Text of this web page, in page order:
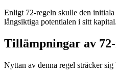
Enligt 72-regeln skulle den
långsiktiga potentialen i sitt
Tillämpningar av
Nyttan av denna regel sträcker